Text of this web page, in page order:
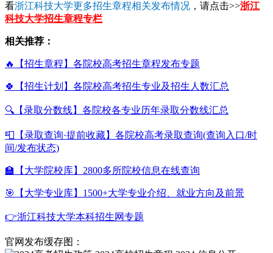
看浙江科技大学更多招生章程相关发布情况 ，请点击>>浙江
科技大学招生章程专栏
相关推荐：
🔥【招生章程】各院校高考招生章程发布专题
🍀【招生计划】各院校高考招生专业及招生人数汇总
🔍【录取分数线】各院校各专业历年录取分数线汇总
📮【录取查询·提前收藏】各院校高考录取查询(查询入口/时
间/发布状态)
🏫【大学院校库】2800多所院校信息在线查询
🎯【大学专业库】1500+大学专业介绍、就业方向及前景
👉浙江科技大学本科招生网专题
官网发布缓存图：